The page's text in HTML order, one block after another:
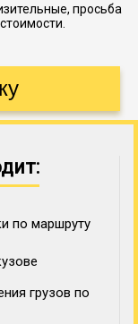
просьба
по маршруту
грузов по